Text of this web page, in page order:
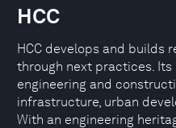
HCC
HCC develops and builds
through next practices. Its
engineering and
infrastructure, urban
With an engineering